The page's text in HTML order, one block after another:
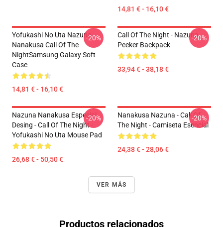
14,81 € - 16,10 €
Yofukashi No Uta Nazuna
Nanakusa Call Of The
NightSamsung Galaxy Soft
Case
14,81 € - 16,10 €
-20%
Call Of The Night - Nazuna
Peeker Backpack
33,94 € - 38,18 €
-20%
Nazuna Nanakusa Especial
Desing - Call Of The Night -
Yofukashi No Uta Mouse Pad
26,68 € - 50,50 €
-20%
Nanakusa Nazuna - Call Of
The Night - Camiseta Esencial
24,38 € - 28,06 €
-20%
VER MÁS
Productos relacionados